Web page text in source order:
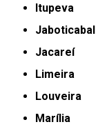
Itupeva
Jaboticabal
Jacareí
Limeira
Louveira
Marília